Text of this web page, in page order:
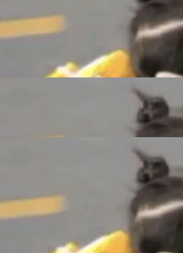
退到任何一次编辑：Delt
的每一次操作，...
成。 与亚马逊、Alpha
传统科技巨头相比，Spa
为引人瞩目。然而，支
却呈现出截然不同的面
Meta 主要依托充沛的经
程 agent；Muse Spark
新模型。一句话概括：
dev.meta.ai/install.
大项目里自动规划、写
端工具。 据介绍，Muse
一组后台 agent。这些后
，用知识图谱校
机器拥有全局视野。整个
环节：建图 → 控制难度
接入Mooncake TENT。
输引擎接入Mooncake T
能提升30%、非零拷贝
UCL-MPComm底层基
引擎，后续腾讯网平将
服“面向企业研发场景的
应用”凭借卓越的技术
。 全链路私有化部署，
地 当前，越来越多企业已
工信部人工智能
部正式发布《2025年人工